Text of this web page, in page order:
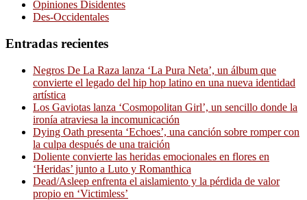
Opiniones Disidentes
Des-Occidentales
Entradas recientes
Negros De La Raza lanza ‘La Pura Neta’, un álbum que
convierte el legado del hip hop latino en una nueva identidad
artística
Los Gaviotas lanza ‘Cosmopolitan Girl’, un sencillo donde la
ironía atraviesa la incomunicación
Dying Oath presenta ‘Echoes’, una canción sobre romper con
la culpa después de una traición
Doliente convierte las heridas emocionales en flores en
‘Heridas’ junto a Luto y Romanthica
Dead/Asleep enfrenta el aislamiento y la pérdida de valor
propio en ‘Victimless’